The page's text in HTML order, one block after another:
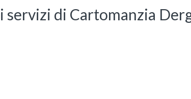
servizi di Cartomanzia